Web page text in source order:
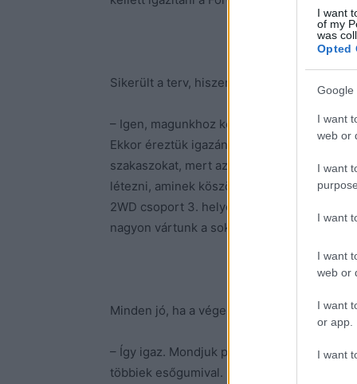
I want
of my
was
Opted
Google
I want
web or
I want
I want
I want
web or
I want
or app.
I want
Sikerült a terv, hiszen dobogós helyen
– Igen, magunkhoz képest is sokat
Ekkor éreztük igazán annak jelentőségét,
szakaszokat, mert az autó tudja. Szóval
létezni, aminek köszönhetően egyre
2WD csoport 3. helyén végeztünk.
nagyon vártunk a sok balszerencse után.
Minden jó, ha a vége jó?
– Így igaz. Mondjuk picit eltaktikáztuk a
többiek esőgumival. Ennek fényében az